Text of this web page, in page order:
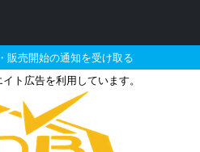
販売開始の通知を受け取る
ト広告を利用しています。
08月に再販さ